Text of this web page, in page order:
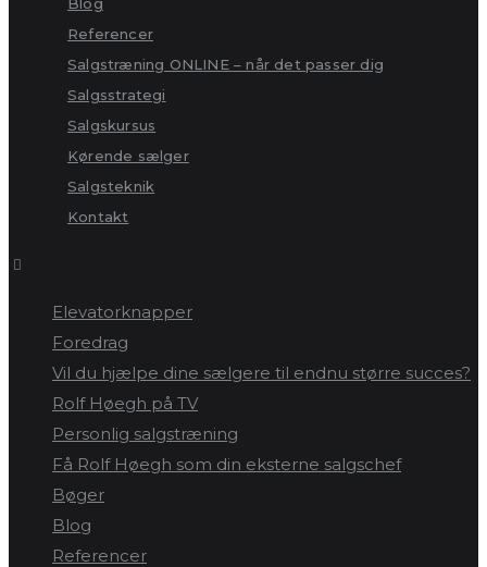
Referencer
Salgstræning ONLINE – når det passer dig
Salgsstrategi
Salgskursus
Kørende sælger
Salgsteknik
Kontakt
Elevatorknapper
Foredrag
Vil du hjælpe dine sælgere til endnu større succes?
Rolf Høegh på TV
Personlig salgstræning
Få Rolf Høegh som din eksterne salgschef
Bøger
Blog
Referencer